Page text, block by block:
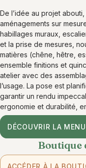
De l’idée au projet
aménagements sur
habillages muraux,
et la prise de mesures,
matières (chêne, hêtre,
ensemble finitions et
atelier avec des
l’usage. La pose est
garantir un rendu
ergonomie et durabilité,
DÉCOUVRIR LA
Boutique